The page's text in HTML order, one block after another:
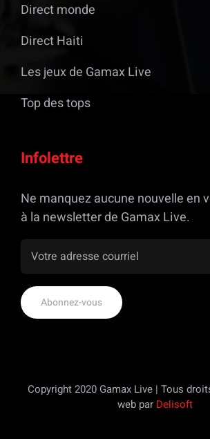
Direct monde
Direct Haiti
Les jeux de Gamax Live
Top des tops
Infolettre
Ne manquez aucune nouvelle en
à la newsletter de Gamax Live.
Copyright 2020 Gamax Live | Tous
web par Delisoft